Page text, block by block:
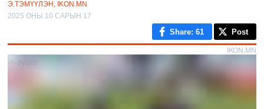
Э.ТЭМҮҮЛЭН, IKON.MN
2025 ОНЫ 10 САРЫН 17
Share: 61 Post
IKON.MN